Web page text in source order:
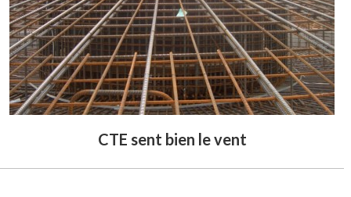
CTE sent bien le vent